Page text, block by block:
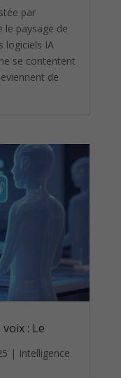
par
le paysage de
logiciels IA
se contentent
de
: Le
| Intelligence